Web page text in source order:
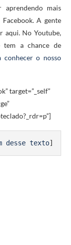
aprendendo mais
A gente
aqui. No Youtube,
tem a chance de
conhecer o nosso
target=”_self”
desse texto]